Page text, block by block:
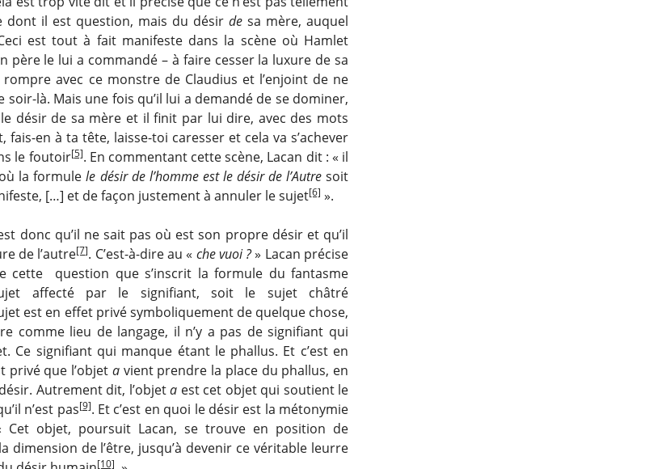
dont il est question, mais du désir de sa mère, auquel
est tout à fait manifeste dans la scène où Hamlet
père le lui a commandé – à faire cesser la luxure de sa
rompre avec ce monstre de Claudius et l’enjoint de ne
soir-là. Mais une fois qu’il lui a demandé de se dominer,
désir de sa mère et il finit par lui dire, avec des mots
fais-en à ta tête, laisse-toi caresser et cela va s’achever
le foutoir[5]. En commentant cette scène, Lacan dit : « il
la formulele désir de l’homme est le désir de l’Autresoit
[…] et de façon justement à annuler le sujet[6] ».
donc qu’il ne sait pas où est son propre désir et qu’il
de l’autre[7]. C’est-à-dire au « che vuoi ?» Lacan précise
cette question que s’inscrit la formule du fantasme
affecté par le signifiant, soit le sujet châtré
est en effet privé symboliquement de quelque chose,
comme lieu de langage, il n’y a pas de signifiant qui
Ce signifiant qui manque étant le phallus. Et c’est en
privé que l’objet avient prendre la place du phallus, en
Autrement dit, l’objeta est cet objet qui soutient le
n’est pas[9]. Et c’est en quoi le désir est la métonymie
objet, poursuit Lacan, se trouve en position de
dimension de l’être, jusqu’à devenir ce véritable leurre
[10]